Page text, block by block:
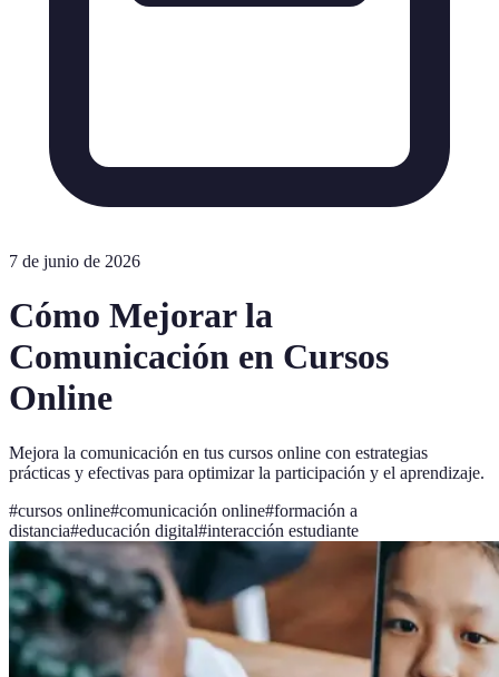
7 de junio de 2026
Cómo Mejorar la
Comunicación en Cursos
Online
Mejora la comunicación en tus cursos online con estrategias
prácticas y efectivas para optimizar la participación y el aprendizaje.
#cursos online#comunicación online#formación a
distancia#educación digital#interacción estudiante